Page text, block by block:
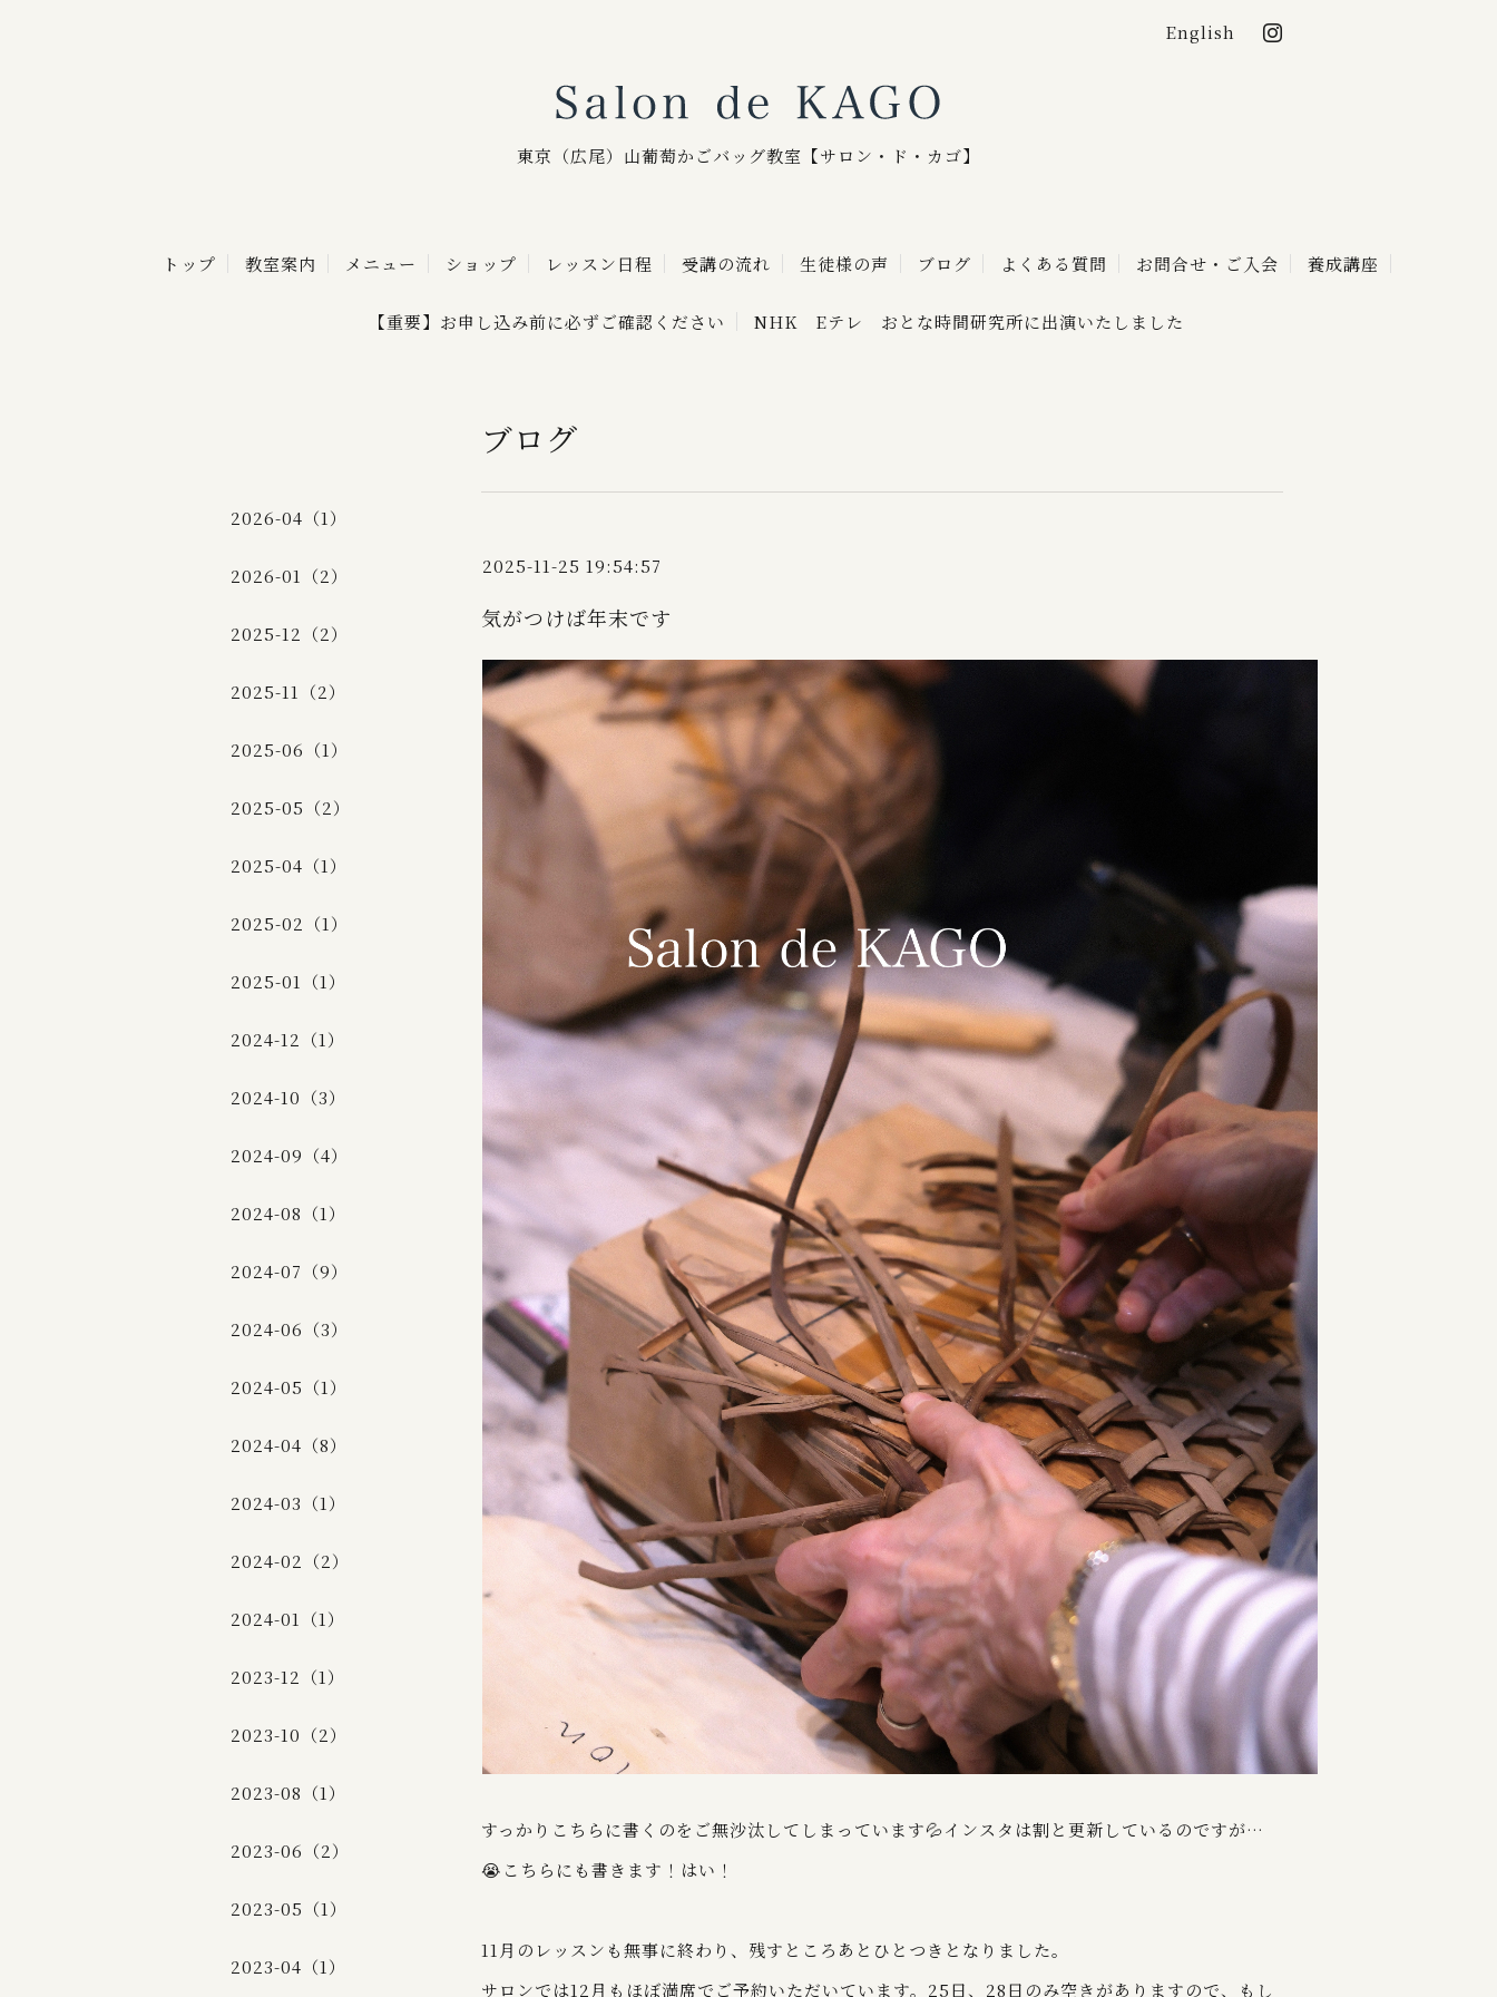
English
東京（広尾）山葡萄かごバッグ教室【サロン・ド・カゴ】
トップ 教室案内 メニュー ショップ レッスン日程 受講の流れ 生徒様の声 ブログ よくある質問 お問合せ・ご入会 養成講座
【重要】お申し込み前に必ずご確認ください NHK Eテレ おとな時間研究所に出演いたしました
ブログ
2025-11-25 19:54:57
気がつけば年末です
すっかりこちらに書くのをご無沙汰してしまっています💦インスタは割と更新しているのですが…
😭こちらにも書きます！はい！
11月のレッスンも無事に終わり、残すところあとひとつきとなりました。
サロンでは12月もほぼ満席でご予約いただいています。25日、28日のみ空きがありますので、もし
2026-04（1）
2026-01（2）
2025-12（2）
2025-11（2）
2025-06（1）
2025-05（2）
2025-04（1）
2025-02（1）
2025-01（1）
2024-12（1）
2024-10（3）
2024-09（4）
2024-08（1）
2024-07（9）
2024-06（3）
2024-05（1）
2024-04（8）
2024-03（1）
2024-02（2）
2024-01（1）
2023-12（1）
2023-10（2）
2023-08（1）
2023-06（2）
2023-05（1）
2023-04（1）